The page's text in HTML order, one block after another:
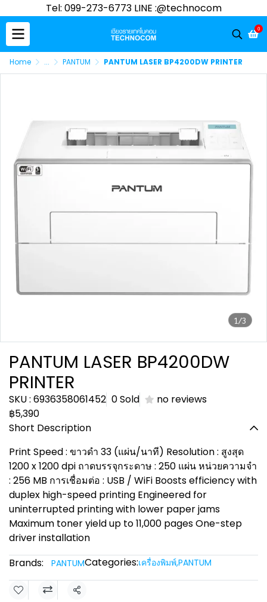
Tel: 099-273-6773 LINE :@technocom
0
Home ... PANTUM PANTUM LASER BP4200DW PRINTER
1/3
PANTUM LASER BP4200DW
PRINTER
SKU : 6936358061452 0 Sold
no reviews
฿5,390
Short Description
Print Speed : ขาวดำ 33 (แผ่น/นาที) Resolution : สูงสุด
1200 x 1200 dpi ถาดบรรจุกระดาษ : 250 แผ่น หน่วยความจำ
: 256 MB การเชื่อมต่อ : USB / WiFi Boosts efficiency with
duplex high-speed printing Engineered for
uninterrupted printing with lower paper jams
Maximum toner yield up to 11,000 pages One-step
driver installation
Brands:
PANTUMCategories:เครื่องพิมพ์,PANTUM
Share